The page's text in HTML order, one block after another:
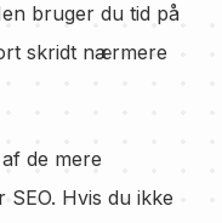
bruger du tid på
skridt nærmere
de mere
Hvis du ikke